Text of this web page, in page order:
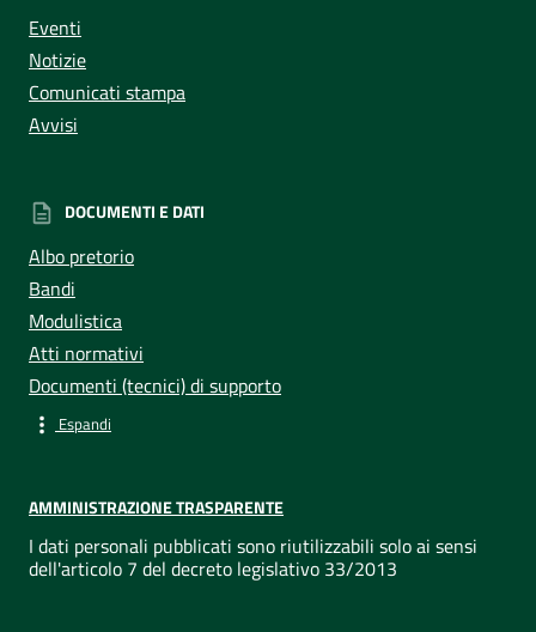
Eventi
Notizie
Comunicati stampa
Avvisi
DOCUMENTI E DATI
Albo pretorio
Bandi
Modulistica
Atti normativi
Documenti (tecnici) di supporto
Espandi
AMMINISTRAZIONE TRASPARENTE
I dati personali pubblicati sono riutilizzabili solo ai sensi
dell'articolo 7 del decreto legislativo 33/2013